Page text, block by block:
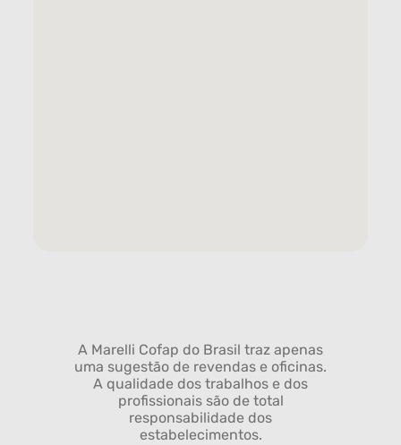
A Marelli Cofap do Brasil traz apenas
uma sugestão de revendas e oficinas.
A qualidade dos trabalhos e dos
profissionais são de total
responsabilidade dos
estabelecimentos.